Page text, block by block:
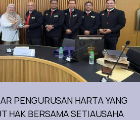
PENGURUSAN HARTA YANG
HAK BERSAMA SETIAUSAHA